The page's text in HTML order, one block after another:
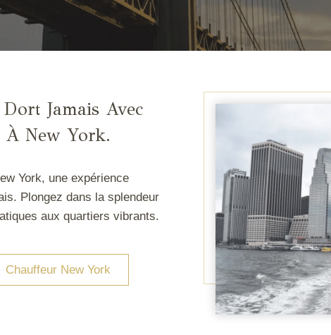
Jamais Avec
New York.
York, une expérience
Plongez dans la splendeur
aux quartiers vibrants.
Chauffeur New York